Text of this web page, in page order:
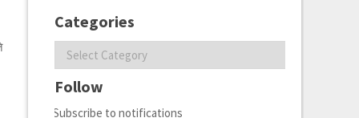
Categories
Categories
Follow
Subscribe to notifications